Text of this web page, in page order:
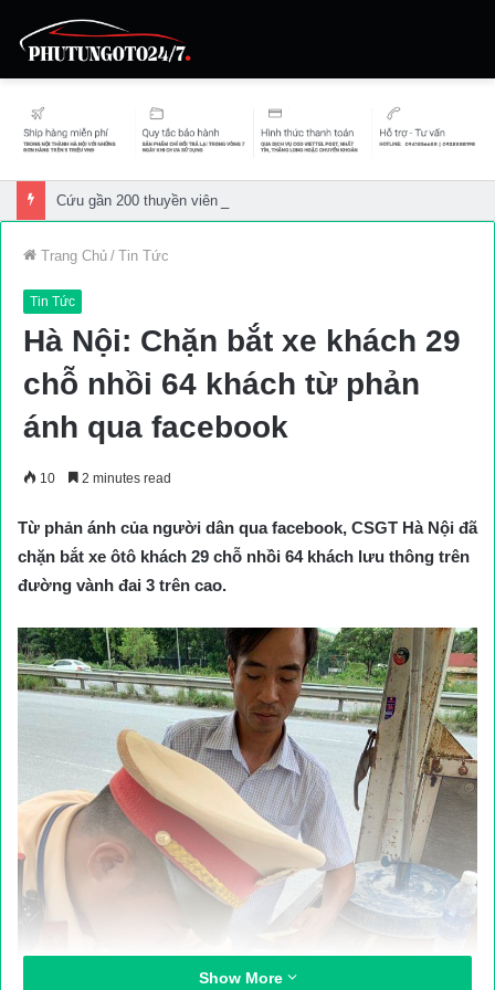
Cứu gần 200 thuyền viên gặp sự cố trên biển
Trang Chủ / Tin Tức
Tin Tức
Hà Nội: Chặn bắt xe khách 29
chỗ nhồi 64 khách từ phản
ánh qua facebook
10 2 minutes read
Từ phản ánh của người dân qua facebook, CSGT Hà Nội đã
chặn bắt xe ôtô khách 29 chỗ nhồi 64 khách lưu thông trên
đường vành đai 3 trên cao.
Show More